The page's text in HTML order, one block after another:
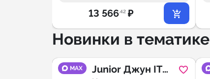
13 566.42 ₽
Новинки в тематике
MAX
Junior Джун IT